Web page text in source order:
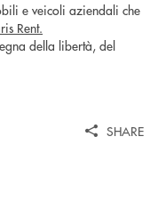
e veicoli aziendali che
Rent.
della libertà, del
SHARE